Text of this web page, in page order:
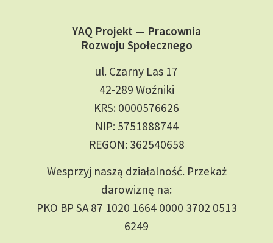
YAQ Projekt — Pracownia
Rozwoju Społecznego
ul. Czarny Las 17
42-289 Woźniki
KRS: 0000576626
NIP: 5751888744
REGON: 362540658
Wesprzyj naszą działalność. Przekaż
darowiznę na:
PKO BP SA 87 1020 1664 0000 3702 0513
6249